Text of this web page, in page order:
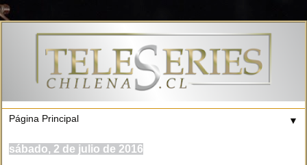
▼
sábado, 2 de julio de 2016